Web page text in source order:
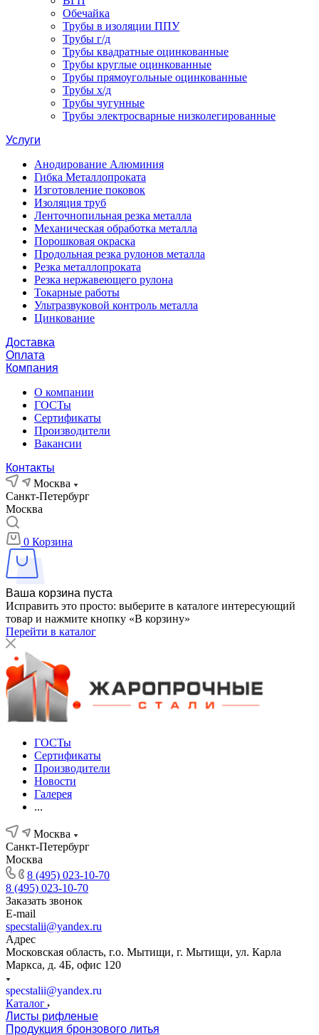
Обечайка
Трубы в изоляции ППУ
Трубы г/д
Трубы квадратные оцинкованные
Трубы круглые оцинкованные
Трубы прямоугольные оцинкованные
Трубы х/д
Трубы чугунные
Трубы электросварные низколегированные
Услуги
Анодирование Алюминия
Гибка Металлопроката
Изготовление поковок
Изоляция труб
Ленточнопильная резка металла
Механическая обработка металла
Порошковая окраска
Продольная резка рулонов металла
Резка металлопроката
Резка нержавеющего рулона
Токарные работы
Ультразвуковой контроль металла
Цинкование
Доставка
Оплата
Компания
О компании
ГОСТы
Сертификаты
Производители
Вакансии
Контакты
Москва
Санкт-Петербург
Москва
0 Корзина
Ваша корзина пуста
Исправить это просто: выберите в каталоге интересующий
товар и нажмите кнопку «В корзину»
Перейти в каталог
ГОСТы
Сертификаты
Производители
Новости
Галерея
...
Москва
Санкт-Петербург
Москва
8 (495) 023-10-70
8 (495) 023-10-70
Заказать звонок
E-mail
specstalii@yandex.ru
Адрес
Московская область, г.о. Мытищи, г. Мытищи, ул. Карла
Маркса, д. 4Б, офис 120
specstalii@yandex.ru
Каталог
Листы рифленые
Продукция бронзового литья